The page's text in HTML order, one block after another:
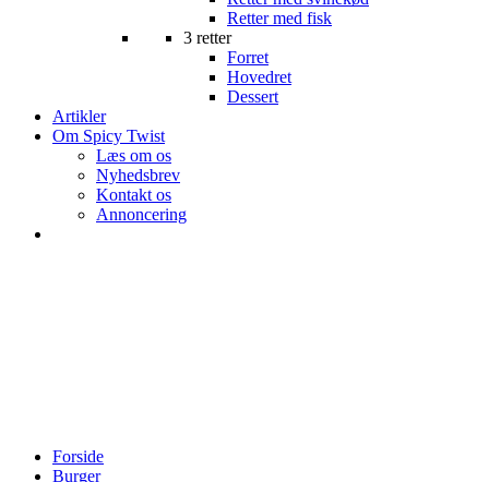
Retter med fisk
3 retter
Forret
Hovedret
Dessert
Artikler
Om Spicy Twist
Læs om os
Nyhedsbrev
Kontakt os
Annoncering
Forside
Burger